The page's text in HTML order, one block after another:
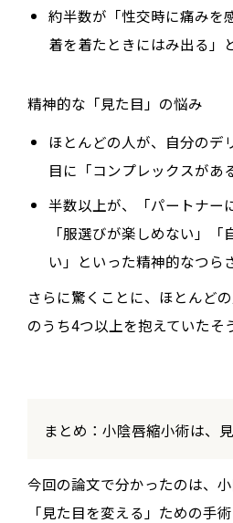
約半数が「性交時に痛みを
着を着たときにはみ出る 」
精神的な「見た目」の悩み
ほとんどの人が、自分のデ
目に「コンプレックスがあ
半数以上が、「パートナー
「服選びが楽しめない 」「
い 」といった精神的なつら
さらに驚くことに、ほとんど
のうち4つ以上を抱えていたそ
まとめ：小陰唇縮小術は、
今回の論文で分かったのは、
「見た目を変える」ための手